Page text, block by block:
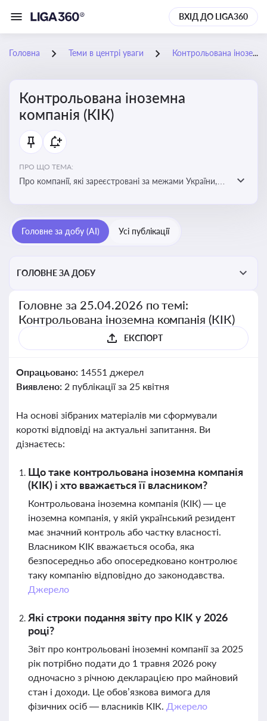
ВХІД ДО LIGA360
Головна Теми в центрі уваги Контрольована іноземна компанія (КІК)
Контрольована іноземна
компанія (КІК)
ПРО ЩО ТЕМА:
Про компанії, які зареєстровані за межами України,
органами України щодо своїх доходів і витрат
Головне за добу (AI) Усі публікації
ГОЛОВНЕ ЗА ДОБУ
Головне за 25.04.2026 по темі:
Контрольована іноземна компанія (КІК)
ЕКСПОРТ
Опрацьовано: 14551 джерел
Виявлено: 2 публікації за 25 квітня
На основі зібраних матеріалів ми сформували
короткі відповіді на актуальні запитання. Ви
дізнаєтесь:
Що таке контрольована іноземна компанія
(КІК) і хто вважається її власником?
Контрольована іноземна компанія (КІК) — це
іноземна компанія, у якій український резидент
має значний контроль або частку власності.
Власником КІК вважається особа, яка
безпосередньо або опосередковано контролює
таку компанію відповідно до законодавства.
Джерело
Які строки подання звіту про КІК у 2026
році?
Звіт про контрольовані іноземні компанії за 2025
рік потрібно подати до 1 травня 2026 року
одночасно з річною декларацією про майновий
стан і доходи. Це обов’язкова вимога для
фізичних осіб — власників КІК. Джерело